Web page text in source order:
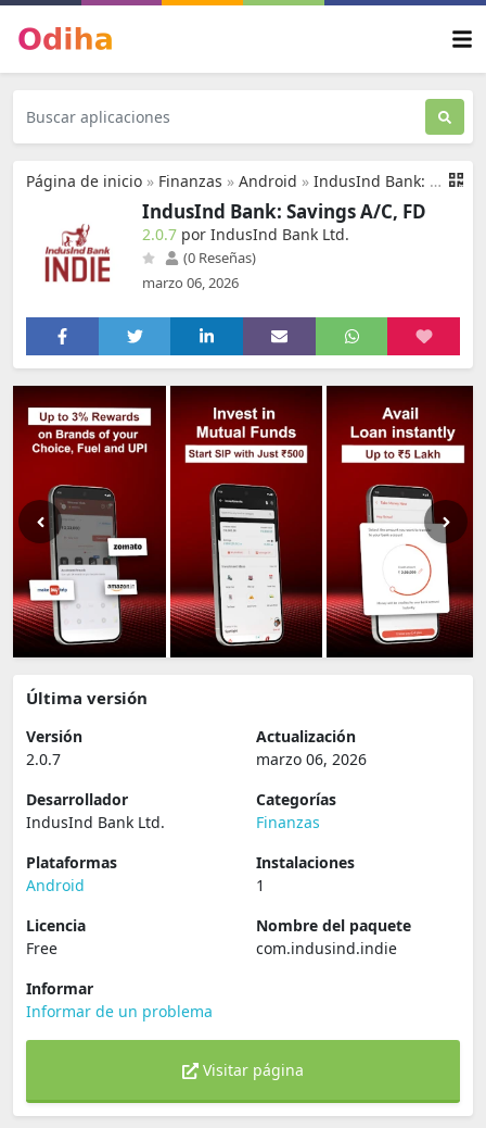
Página de inicio » Finanzas » Android » IndusInd Bank: Savings A/C, FD
IndusInd Bank: Savings A/C, FD
2.0.7 por IndusInd Bank Ltd.
(0 Reseñas)
marzo 06, 2026
Última versión
Versión
2.0.7
Actualización
marzo 06, 2026
Desarrollador
IndusInd Bank Ltd.
Categorías
Finanzas
Plataformas
Android
Instalaciones
1
Licencia
Free
Nombre del paquete
com.indusind.indie
Informar
Informar de un problema
Visitar página